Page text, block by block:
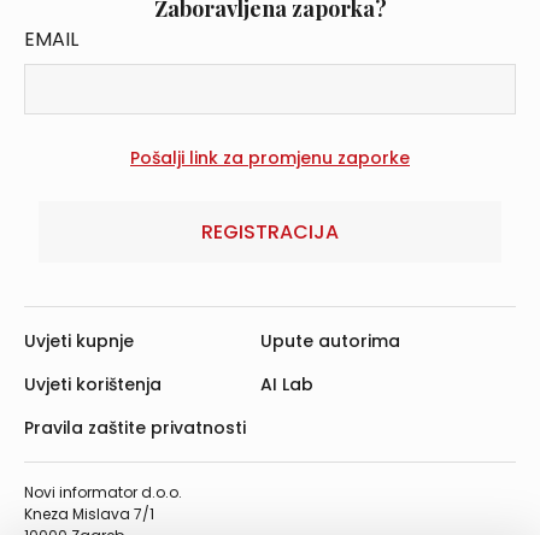
Zaboravljena zaporka?
EMAIL
REGISTRACIJA
Novi informator d.o.o.
Kneza Mislava 7/1
Uvjeti kupnje
Uvjeti korištenja
Pravila zaštite privatnosti
Upute autorima
AI Lab